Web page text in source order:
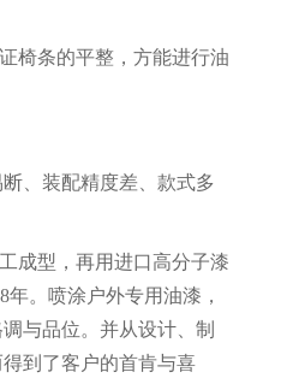
椅条的平整，方能进行油
、装配精度差、款式多
成型，再用进口高分子漆
。喷涂户外专用油漆，
与品位。并从设计、制
到了客户的首肯与喜